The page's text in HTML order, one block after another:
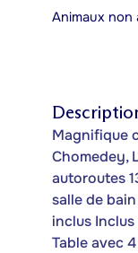
Animaux non
Magnifique
Chomedey,
autoroutes
salle de
inclus
Table avec